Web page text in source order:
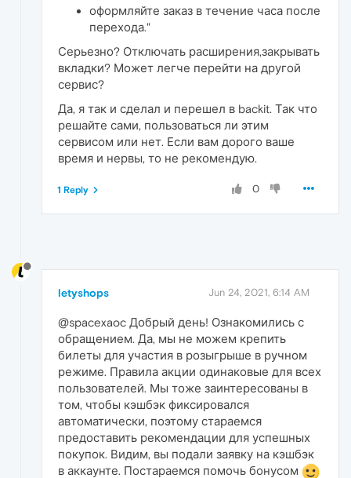
оформляйте заказ в течение часа после
перехода."
Серьезно? Отключать расширения,закрывать
вкладки? Может легче перейти на другой
сервис?
Да, я так и сделал и перешел в backit. Так что
решайте сами, пользоваться ли этим
сервисом или нет. Если вам дорого ваше
время и нервы, то не рекомендую.
0
1 Reply
letyshops Jun 24, 2021, 6:14 AM
@spacexaoc Добрый день! Ознакомились с
обращением. Да, мы не можем крепить
билеты для участия в розыгрыше в ручном
режиме. Правила акции одинаковые для всех
пользователей. Мы тоже заинтересованы в
том, чтобы кэшбэк фиксировался
автоматически, поэтому стараемся
предоставить рекомендации для успешных
покупок. Видим, вы подали заявку на кэшбэк
в аккаунте. Постараемся помочь бонусом